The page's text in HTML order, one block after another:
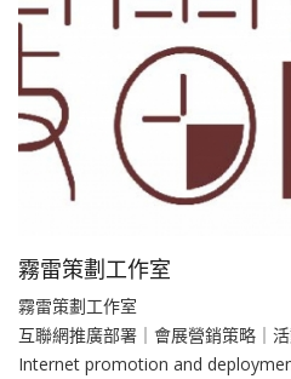
霧雷策劃工作室
霧雷策劃工作室
互聯網推廣部署｜會展營銷策略｜
Internet promotion and